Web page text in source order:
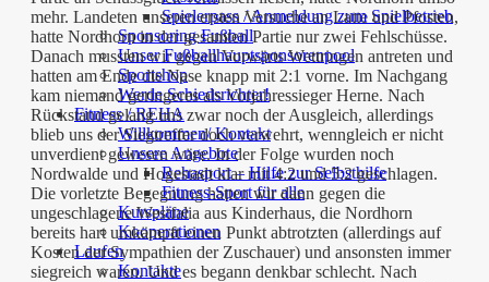
Spielerpass / Anmeldung zum Spielbetrieb
Sponsoring Fußball
Unser Fußballhauptsponsorenpool
Sportshop
Werde Schiedsrichter!
Fitness / REHA
Willkommen/ Kontakt
Unsere Angebote
Rehasport – Hilfe zur Selbsthilfe
Fitness-Sport für alle
Kurspläne
Kooperationen
Laufen
Kontakte
mehr. Landeten unseren ersten Versuche an Latte und Pfosten,
hatte Nordhorn in der gesamten Partie nur zwei Fehlschüsse.
Danach mussten wir gegen Vorwärts Wettringen antreten und
hatten am Ende die Nase knapp mit 2:1 vorne. Im Nachgang
kam niemand geringeres als Vorjahressieger Herne. Nach
Rückstand gelang uns zwar noch der Ausgleich, allerdings
blieb uns der Siegtreffer doch verwehrt, wenngleich er nicht
unverdient gewesen wäre. In der Folge wurden noch
Nordwalde und Hogestadt klar mit 4:2 und 5:2 geschlagen.
Die vorletzte Begegnung hatten wir dann gegen die
ungeschlagene Westfalia aus Kinderhaus, die Nordhorn
bereits hart umkämpft einen Punkt abtrotzten (allerdings auf
Kosten der Sympathien der Zuschauer) und ansonsten immer
siegreich waren. Und es begann denkbar schlecht. Nach